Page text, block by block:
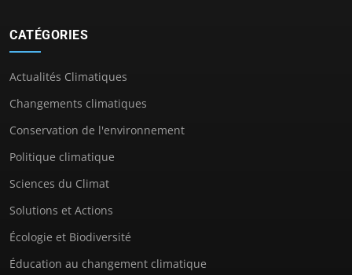
CATÉGORIES
Actualités Climatiques
Changements climatiques
Conservation de l'environnement
Politique climatique
Sciences du Climat
Solutions et Actions
Écologie et Biodiversité
Éducation au changement climatique